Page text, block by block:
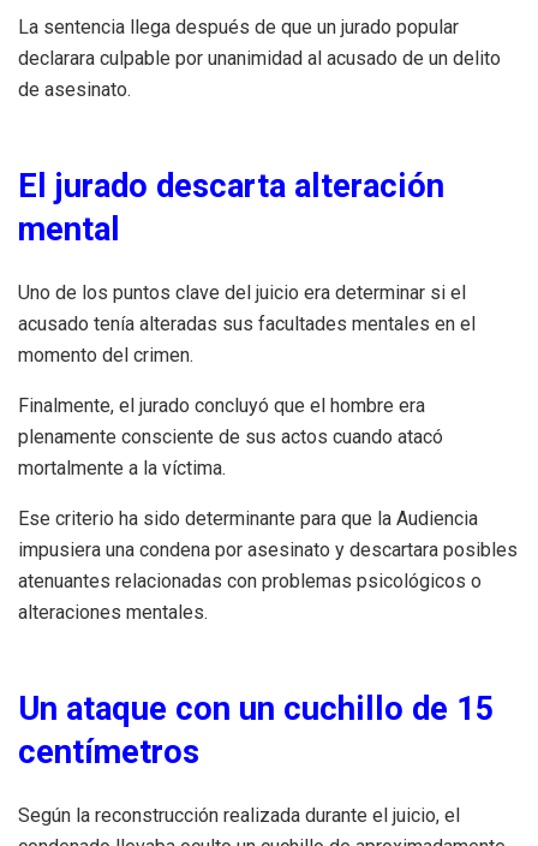
La sentencia llega después de que un jurado popular
declarara culpable por unanimidad al acusado de un delito
de asesinato.
El jurado descarta alteración
mental
Uno de los puntos clave del juicio era determinar si el
acusado tenía alteradas sus facultades mentales en el
momento del crimen.
Finalmente, el jurado concluyó que el hombre era
plenamente consciente de sus actos cuando atacó
mortalmente a la víctima.
Ese criterio ha sido determinante para que la Audiencia
impusiera una condena por asesinato y descartara posibles
atenuantes relacionadas con problemas psicológicos o
alteraciones mentales.
Un ataque con un cuchillo de 15
centímetros
Según la reconstrucción realizada durante el juicio, el